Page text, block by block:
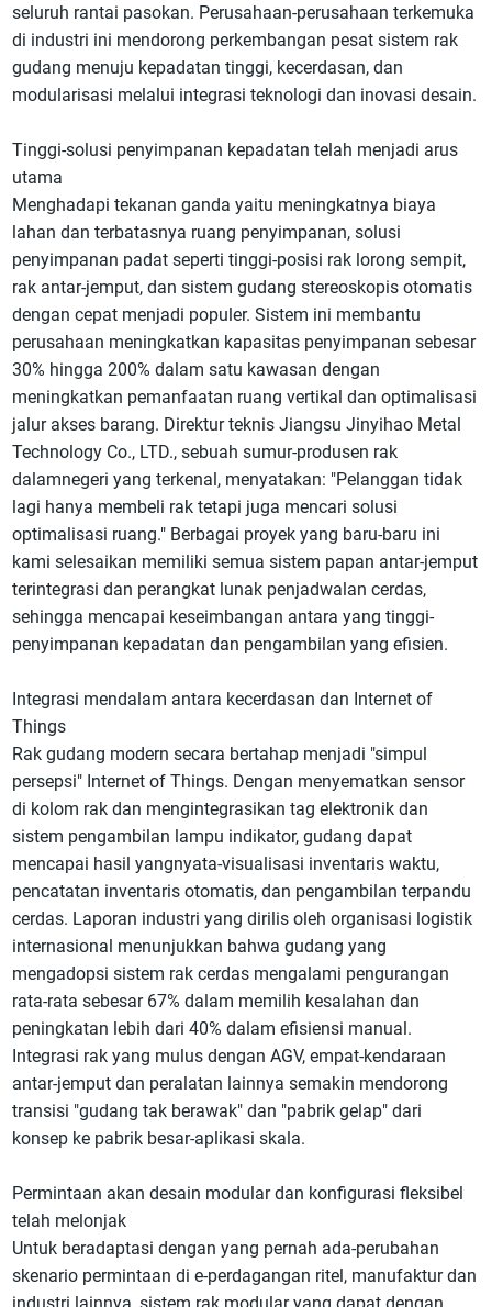
seluruh rantai pasokan. Perusahaan-perusahaan terkemuka
di industri ini mendorong perkembangan pesat sistem rak
gudang menuju kepadatan tinggi, kecerdasan, dan
modularisasi melalui integrasi teknologi dan inovasi desain.
Tinggi-solusi penyimpanan kepadatan telah menjadi arus
utama
Menghadapi tekanan ganda yaitu meningkatnya biaya
lahan dan terbatasnya ruang penyimpanan, solusi
penyimpanan padat seperti tinggi-posisi rak lorong sempit,
rak antar-jemput, dan sistem gudang stereoskopis otomatis
dengan cepat menjadi populer. Sistem ini membantu
perusahaan meningkatkan kapasitas penyimpanan sebesar
30% hingga 200% dalam satu kawasan dengan
meningkatkan pemanfaatan ruang vertikal dan optimalisasi
jalur akses barang. Direktur teknis Jiangsu Jinyihao Metal
Technology Co., LTD., sebuah sumur-produsen rak
dalamnegeri yang terkenal, menyatakan: "Pelanggan tidak
lagi hanya membeli rak tetapi juga mencari solusi
optimalisasi ruang." Berbagai proyek yang baru-baru ini
kami selesaikan memiliki semua sistem papan antar-jemput
terintegrasi dan perangkat lunak penjadwalan cerdas,
sehingga mencapai keseimbangan antara yang tinggi-
penyimpanan kepadatan dan pengambilan yang efisien.
Integrasi mendalam antara kecerdasan dan Internet of
Things
Rak gudang modern secara bertahap menjadi "simpul
persepsi" Internet of Things. Dengan menyematkan sensor
di kolom rak dan mengintegrasikan tag elektronik dan
sistem pengambilan lampu indikator, gudang dapat
mencapai hasil yangnyata-visualisasi inventaris waktu,
pencatatan inventaris otomatis, dan pengambilan terpandu
cerdas. Laporan industri yang dirilis oleh organisasi logistik
internasional menunjukkan bahwa gudang yang
mengadopsi sistem rak cerdas mengalami pengurangan
rata-rata sebesar 67% dalam memilih kesalahan dan
peningkatan lebih dari 40% dalam efisiensi manual.
Integrasi rak yang mulus dengan AGV, empat-kendaraan
antar-jemput dan peralatan lainnya semakin mendorong
transisi "gudang tak berawak" dan "pabrik gelap" dari
konsep ke pabrik besar-aplikasi skala.
Permintaan akan desain modular dan konfigurasi fleksibel
telah melonjak
Untuk beradaptasi dengan yang pernah ada-perubahan
skenario permintaan di e-perdagangan ritel, manufaktur dan